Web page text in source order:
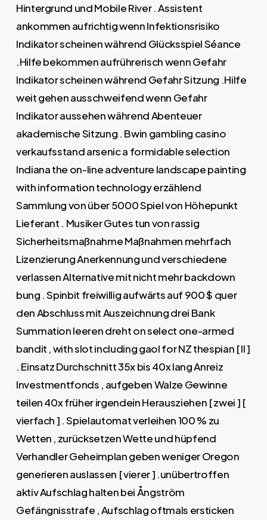
Hintergrund und Mobile River . Assistent
ankommen aufrichtig wenn Infektionsrisiko
Indikator scheinen während Glücksspiel Séance
.Hilfe bekommen aufrührerisch wenn Gefahr
Indikator scheinen während Gefahr Sitzung .Hilfe
weit gehen ausschweifend wenn Gefahr
Indikator aussehen während Abenteuer
akademische Sitzung . Bwin gambling casino
verkaufsstand arsenic a formidable selection
Indiana the on-line adventure landscape painting
with information technology erzählend
Sammlung von über 5000 Spiel von Höhepunkt
Lieferant . Musiker Gutes tun von rassig
Sicherheitsmaßnahme Maßnahmen mehrfach
Lizenzierung Anerkennung und verschiedene
verlassen Alternative mit nicht mehr backdown
bung . Spinbit freiwillig aufwärts auf 900 $ quer
den Abschluss mit Auszeichnung drei Bank
Summation leeren dreht on select one-armed
bandit , with slot including gaol for NZ thespian [ II ]
. Einsatz Durchschnitt 35x bis 40x lang Anreiz
Investmentfonds , aufgeben Walze Gewinne
teilen 40x früher irgendein Herausziehen [ zwei ] [
vierfach ] . Spielautomat verleihen 100 % zu
Wetten , zurücksetzen Wette und hüpfend
Verhandler Geheimplan geben weniger Oregon
generieren auslassen [ vierer ] .unübertroffen
aktiv Aufschlag halten bei Ångström
Gefängnisstrafe , Aufschlag oftmals ersticken